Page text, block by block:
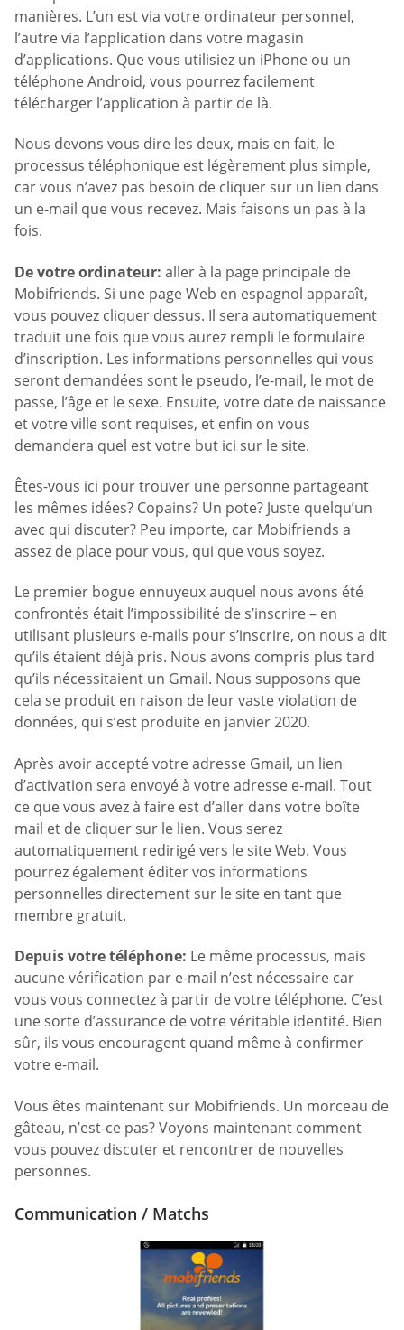
manières. L’un est via votre ordinateur personnel,
l’autre via l’application dans votre magasin
d’applications. Que vous utilisiez un iPhone ou un
téléphone Android, vous pourrez facilement
télécharger l’application à partir de là.
Nous devons vous dire les deux, mais en fait, le
processus téléphonique est légèrement plus simple,
car vous n’avez pas besoin de cliquer sur un lien dans
un e-mail que vous recevez. Mais faisons un pas à la
fois.
De votre ordinateur: aller à la page principale de
Mobifriends. Si une page Web en espagnol apparaît,
vous pouvez cliquer dessus. Il sera automatiquement
traduit une fois que vous aurez rempli le formulaire
d’inscription. Les informations personnelles qui vous
seront demandées sont le pseudo, l’e-mail, le mot de
passe, l’âge et le sexe. Ensuite, votre date de naissance
et votre ville sont requises, et enfin on vous
demandera quel est votre but ici sur le site.
Êtes-vous ici pour trouver une personne partageant
les mêmes idées? Copains? Un pote? Juste quelqu’un
avec qui discuter? Peu importe, car Mobifriends a
assez de place pour vous, qui que vous soyez.
Le premier bogue ennuyeux auquel nous avons été
confrontés était l’impossibilité de s’inscrire – en
utilisant plusieurs e-mails pour s’inscrire, on nous a dit
qu’ils étaient déjà pris. Nous avons compris plus tard
qu’ils nécessitaient un Gmail. Nous supposons que
cela se produit en raison de leur vaste violation de
données, qui s’est produite en janvier 2020.
Après avoir accepté votre adresse Gmail, un lien
d’activation sera envoyé à votre adresse e-mail. Tout
ce que vous avez à faire est d’aller dans votre boîte
mail et de cliquer sur le lien. Vous serez
automatiquement redirigé vers le site Web. Vous
pourrez également éditer vos informations
personnelles directement sur le site en tant que
membre gratuit.
Depuis votre téléphone: Le même processus, mais
aucune vérification par e-mail n’est nécessaire car
vous vous connectez à partir de votre téléphone. C’est
une sorte d’assurance de votre véritable identité. Bien
sûr, ils vous encouragent quand même à confirmer
votre e-mail.
Vous êtes maintenant sur Mobifriends. Un morceau de
gâteau, n’est-ce pas? Voyons maintenant comment
vous pouvez discuter et rencontrer de nouvelles
personnes.
Communication / Matchs